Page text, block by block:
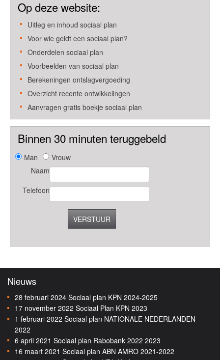
Op deze website:
Uitleg en inhoud sociaal plan
Voor wie geldt een sociaal plan?
Onderdelen sociaal plan
Voorbeelden van sociaal plan
Berekeningen ontslagvergoeding
Overzicht recente ontwikkelingen
Aanvragen gratis boekje sociaal plan
Binnen 30 minuten teruggebeld
Man
Vrouw
Naam
Telefoon
VERSTUUR
Nieuws
28 februari 2024 Sociaal plan KPN 2024-2025
17 november 2022 Sociaal Plan KPN 2023
1 februari 2022 Sociaal plan NATIONALE NEDERLANDEN
2022
6 april 2021 Sociaal plan Rabobank 2022 2023
16 maart 2021 Sociaal plan ABN AMRO 2021-2022